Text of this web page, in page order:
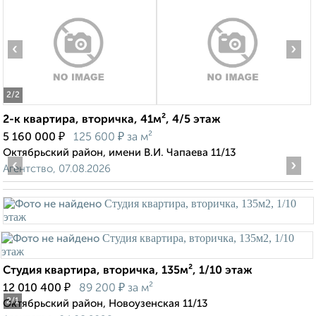
2/2
‹ ›
2-к квартира, вторичка, 41м², 4/5 этаж
5 160 000 ₽ 125 600 ₽ за м²
Октябрьский район, имени В.И. Чапаева 11/13
Агентство, 07.08.2026
2/1
‹ ›
Студия квартира, вторичка, 135м², 1/10 этаж
12 010 400 ₽ 89 200 ₽ за м²
Октябрьский район, Новоузенская 11/13